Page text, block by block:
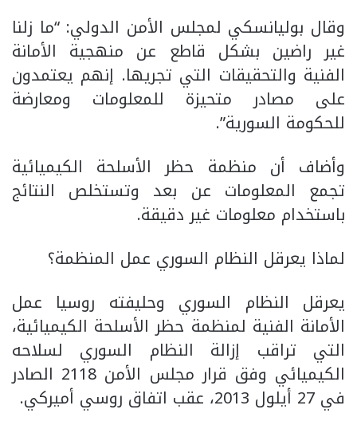
وقال بوليانسكي لمجلس الأمن الدولي: “ما زلنا
غير راضين بشكل قاطع عن منهجية الأمانة
الفنية والتحقيقات التي تجريها. إنهم يعتمدون
على مصادر متحيزة للمعلومات ومعارضة
للحكومة السورية”.
وأضاف أن منظمة حظر الأسلحة الكيميائية
تجمع المعلومات عن بعد وتستخلص النتائج
باستخدام معلومات غير دقيقة.
لماذا يعرقل النظام السوري عمل المنظمة؟
يعرقل النظام السوري وحليفته روسيا عمل
الأمانة الفنية لمنظمة حظر الأسلحة الكيميائية،
التي تراقب إزالة النظام السوري لسلاحه
الكيميائي وفق قرار مجلس الأمن 2118 الصادر
في 27 أيلول 2013، عقب اتفاق روسي أميركي.